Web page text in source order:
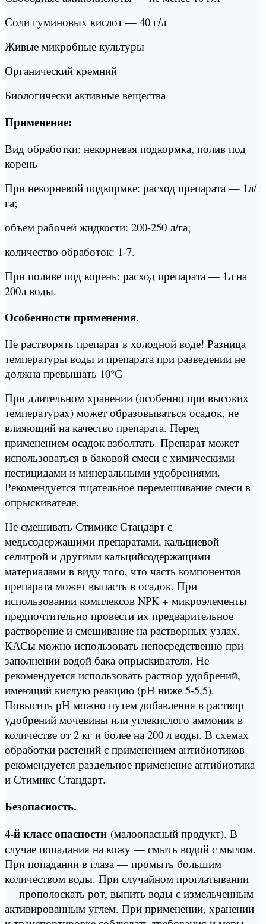
Соли гуминовых кислот — 40 г/л
Живые микробные культуры
Органический кремний
Биологически активные вещества
Применение:
Вид обработки: некорневая подкормка, полив под
корень
При некорневой подкормке: расход препарата — 1л/
га;
объем рабочей жидкости: 200-250 л/га;
количество обработок: 1-7.
При поливе под корень: расход препарата — 1л на
200л воды.
Особенности применения.
Не растворять препарат в холодной воде! Разница
температуры воды и препарата при разведении не
должна превышать 10°С
При длительном хранении (особенно при высоких
температурах) может образовываться осадок, не
влияющий на качество препарата. Перед
применением осадок взболтать. Препарат может
использоваться в баковой смеси с химическими
пестицидами и минеральными удобрениями.
Рекомендуется тщательное перемешивание смеси в
опрыскивателе.
Не смешивать Стимикс Стандарт с
медьсодержащими препаратами, кальциевой
селитрой и другими кальцийсодержащими
материалами в виду того, что часть компонентов
препарата может выпасть в осадок. При
использовании комплексов NPK + микроэлементы
предпочтительно провести их предварительное
растворение и смешивание на растворных узлах.
КАСы можно использовать непосредственно при
заполнении водой бака опрыскивателя. Не
рекомендуется использовать раствор удобрений,
имеющий кислую реакцию (рН ниже 5-5,5).
Повысить рН можно путем добавления в раствор
удобрений мочевины или углекислого аммония в
количестве от 2 кг и более на 200 л воды. В схемах
обработки растений с применением антибиотиков
рекомендуется раздельное применение антибиотика
и Стимикс Стандарт.
Безопасность.
4-й класс опасности (малоопасный продукт). В
случае попадания на кожу — смыть водой с мылом.
При попадании в глаза — промыть большим
количеством воды. При случайном проглатывании
— прополоскать рот, выпить воды с измельченным
активированным углем. При применении, хранении